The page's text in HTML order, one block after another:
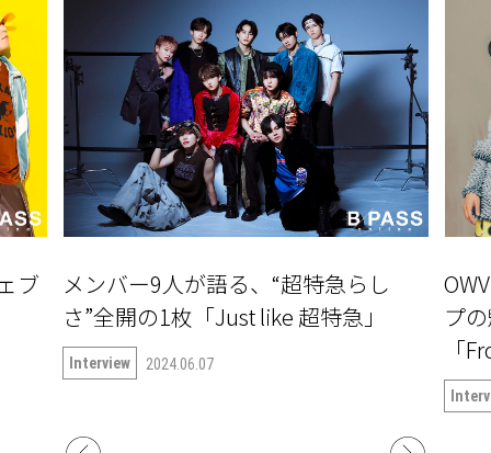
ブ
メンバー9人が語る、“超特急らし
さ”全開の1枚「Just like 超特急」
Interview 2024.06.07
プ
「